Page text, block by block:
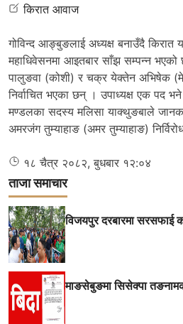
किरात आवाज
गोविन्द आङ्बुङलाई अध्यक्ष बनाउँदै
महाधिवेसनमा आइतबार साँझ सम्पन्न भएको
पालुङवा (कोशी) र चक्र येक्तेन अभिषेक
निर्वाचित भएका छन् । उपाध्यक्ष एक पद भने
मण्डलका सदस्य मलिसा याक्थुङबाले
अमरजंग तुम्याहाङ (अमर तुम्याहाङ)
१८ चैत्र २०८२, बुधबार १२:०४
ताजा समाचार
विजयपुर दरबारमा सरसफाई
माङसेबुङमा सिसेक्पा